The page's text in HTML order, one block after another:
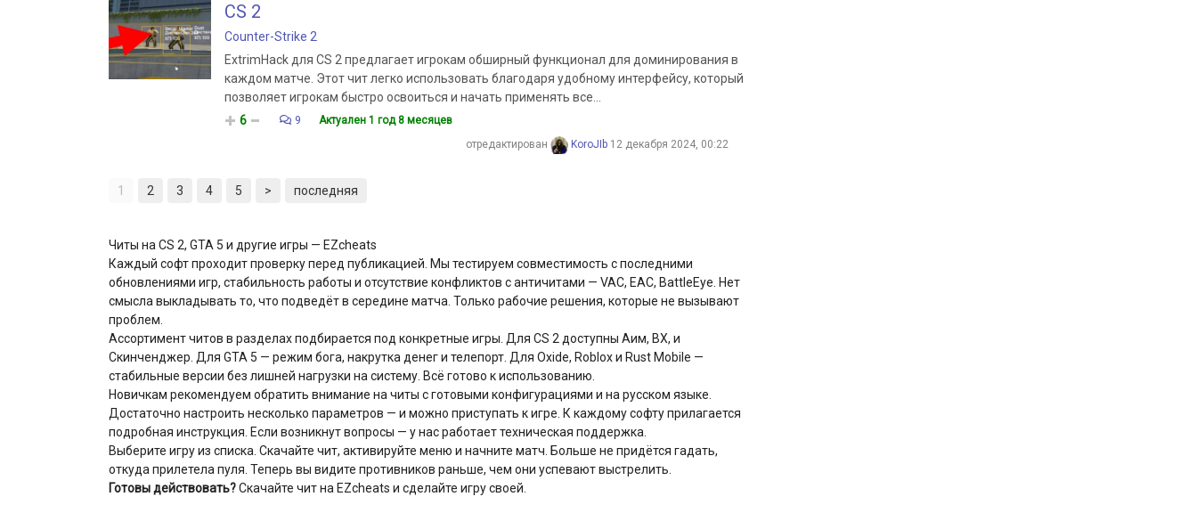
CS 2
Counter-Strike 2
ExtrimHack для CS 2 предлагает игрокам обширный функционал для доминирования в
каждом матче. Этот чит легко использовать благодаря удобному интерфейсу, который
позволяет игрокам быстро освоиться и начать применять все...
6
9
Актуален 1 год 8 месяцев
отредактирован
KoroJIb 12 декабря 2024, 00:22
1 2 3 4 5 > последняя
Читы на CS 2, GTA 5 и другие игры — EZcheats
Каждый софт проходит проверку перед публикацией. Мы тестируем совместимость с последними
обновлениями игр, стабильность работы и отсутствие конфликтов с античитами — VAC, EAC, BattleEye. Нет
смысла выкладывать то, что подведёт в середине матча. Только рабочие решения, которые не вызывают
проблем.
Ассортимент читов в разделах подбирается под конкретные игры. Для CS 2 доступны Аим, ВХ, и
Скинченджер. Для GTA 5 — режим бога, накрутка денег и телепорт. Для Oxide, Roblox и Rust Mobile —
стабильные версии без лишней нагрузки на систему. Всё готово к использованию.
Новичкам рекомендуем обратить внимание на читы с готовыми конфигурациями и на русском языке.
Достаточно настроить несколько параметров — и можно приступать к игре. К каждому софту прилагается
подробная инструкция. Если возникнут вопросы — у нас работает техническая поддержка.
Выберите игру из списка. Скачайте чит, активируйте меню и начните матч. Больше не придётся гадать,
откуда прилетела пуля. Теперь вы видите противников раньше, чем они успевают выстрелить.
Готовы действовать?Скачайте чит на EZcheats и сделайте игру своей.